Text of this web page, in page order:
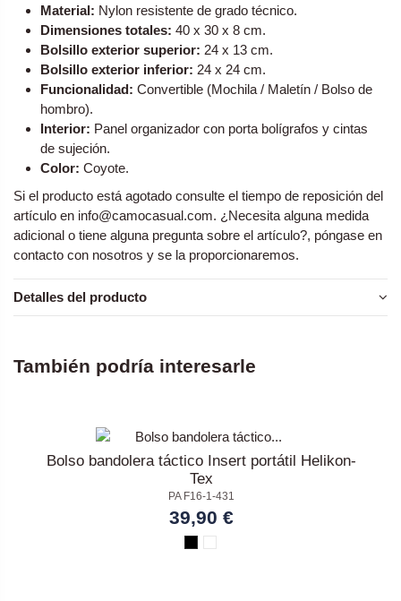
Material: Nylon resistente de grado técnico.
Dimensiones totales: 40 x 30 x 8 cm.
Bolsillo exterior superior: 24 x 13 cm.
Bolsillo exterior inferior: 24 x 24 cm.
Funcionalidad: Convertible (Mochila / Maletín / Bolso de
hombro).
Interior: Panel organizador con porta bolígrafos y cintas
de sujeción.
Color: Coyote.
Si el producto está agotado consulte el tiempo de reposición del
artículo en info@camocasual.com. ¿Necesita alguna medida
adicional o tiene alguna pregunta sobre el artículo?, póngase en
contacto con nosotros y se la proporcionaremos.
Detalles del producto
También podría interesarle
Bolso bandolera táctico Insert portátil Helikon-
Tex
PA F16-1-431
39,90 €